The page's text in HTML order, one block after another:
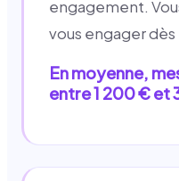
engagement.
vous engager
En moyenne,
entre 1 200 € et